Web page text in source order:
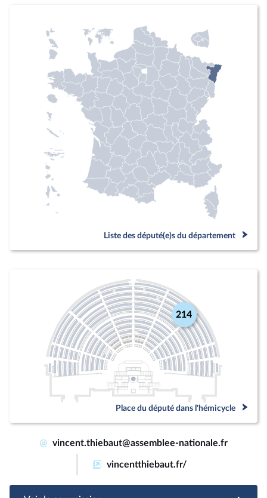
Liste des député(e)s du département
214
Place du député dans l'hémicycle
@ vincent.thiebaut@assemblee-nationale.fr
vincentthiebaut.fr/